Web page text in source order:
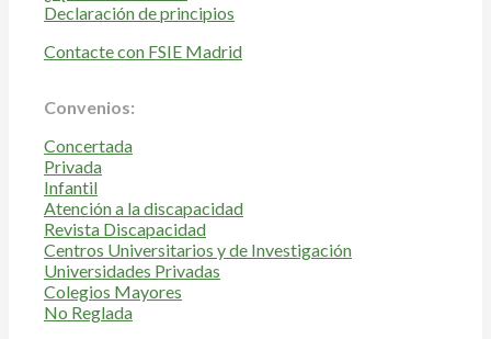
Declaración de principios
Contacte con FSIE Madrid
Convenios:
Concertada
Privada
Infantil
Atención a la discapacidad
Revista Discapacidad
Centros Universitarios y de Investigación
Universidades Privadas
Colegios Mayores
No Reglada